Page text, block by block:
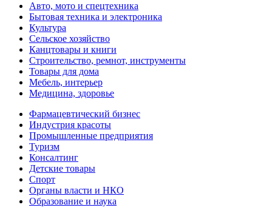
Авто, мото и спецтехника
Бытовая техника и электроника
Культура
Сельское хозяйство
Канцтовары и книги
Строительство, ремнот, инструменты
Товары для дома
Мебель, интерьер
Медицина, здоровье
Фармацевтический бизнес
Индустрия красоты
Промышленные предприятия
Туризм
Консалтинг
Детские товары
Спорт
Органы власти и НКО
Образование и наука